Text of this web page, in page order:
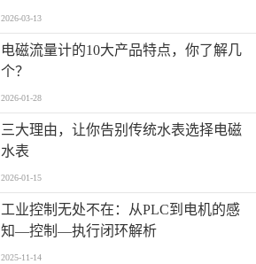
2026-03-13
电磁流量计的10大产品特点，你了解几
个？
2026-01-28
三大理由，让你告别传统水表选择电磁
水表
2026-01-15
工业控制无处不在：从PLC到电机的感
知—控制—执行闭环解析
2025-11-14